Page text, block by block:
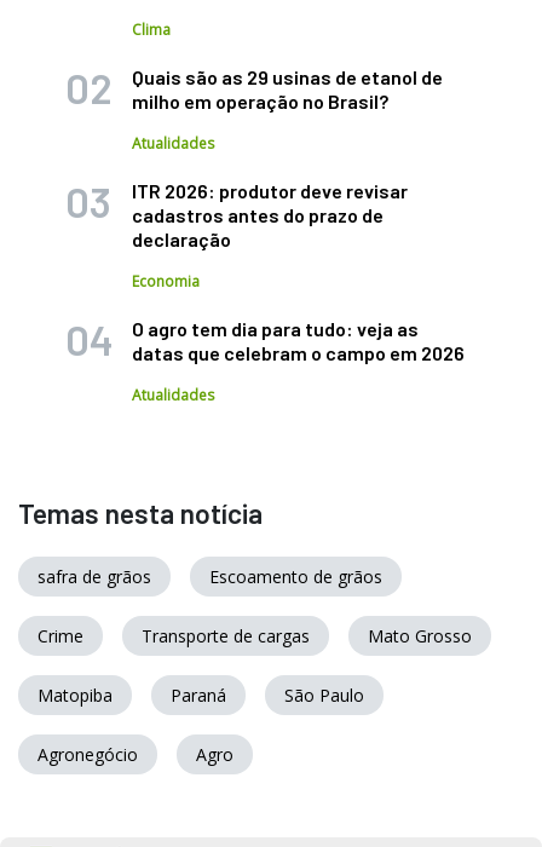
Clima
Quais são as 29 usinas de etanol de
milho em operação no Brasil?
Atualidades
ITR 2026: produtor deve revisar
cadastros antes do prazo de
declaração
Economia
O agro tem dia para tudo: veja as
datas que celebram o campo em 2026
Atualidades
Temas nesta notícia
safra de grãos Escoamento de grãos
Crime Transporte de cargas Mato Grosso
Matopiba Paraná São Paulo
Agronegócio Agro